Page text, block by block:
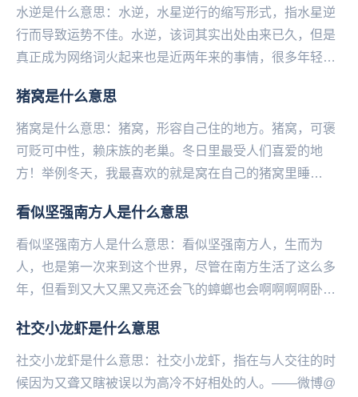
水逆是什么意思：水逆，水星逆行的缩写形式，指水星逆
行而导致运势不佳。水逆，该词其实出处由来已久，但是
真正成为网络词火起来也是近两年来的事情，很多年轻人
猪窝是什么意思
猪窝是什么意思：猪窝，形容自己住的地方。猪窝，可褒
可贬可中性，赖床族的老巢。冬日里最受人们喜爱的地
方！举例冬天，我最喜欢的就是窝在自己的猪窝里睡
看似坚强南方人是什么意思
看似坚强南方人是什么意思：看似坚强南方人，生而为
人，也是第一次来到这个世界，尽管在南方生活了这么多
年，但看到又大又黑又亮还会飞的蟑螂也会啊啊啊啊卧槽
社交小龙虾是什么意思
社交小龙虾是什么意思：社交小龙虾，指在与人交往的时
候因为又聋又瞎被误以为高冷不好相处的人。——微博@